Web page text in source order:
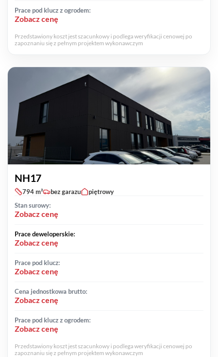
Prace pod klucz z ogrodem:
Zobacz cenę
Przedstawiony koszt jest szacunkowy i podlega weryfikacji cenowej po
zapoznaniu się z pełnym projektem wykonawczym
NH17
794 m² bez garazu
piętrowy
Stan surowy:
Zobacz cenę
Prace deweloperskie:
Zobacz cenę
Prace pod klucz:
Zobacz cenę
Cena jednostkowa brutto:
Zobacz cenę
Prace pod klucz z ogrodem:
Zobacz cenę
Przedstawiony koszt jest szacunkowy i podlega weryfikacji cenowej po
zapoznaniu się z pełnym projektem wykonawczym